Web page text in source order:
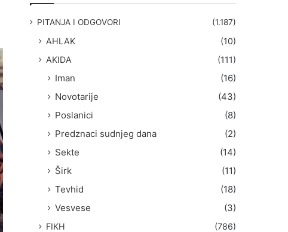
PITANJA I ODGOVORI (1.187)
AHLAK
(10)
AKIDA
(111)
Iman
(16)
Novotarije
(43)
Poslanici
(8)
Predznaci sudnjeg dana
(2)
Sekte
(14)
Širk
(11)
Tevhid
(18)
Vesvese
(3)
FIKH (786)